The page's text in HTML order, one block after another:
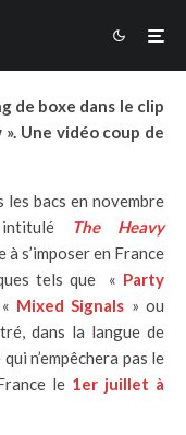
de boxe dans le clip
Une vidéo coup de
bacs en novembre
The Heavy
à s’imposer en France
tels que « Party
Mixed Signals » ou
dans la langue de
n’empêchera pas le
le 1er juillet à